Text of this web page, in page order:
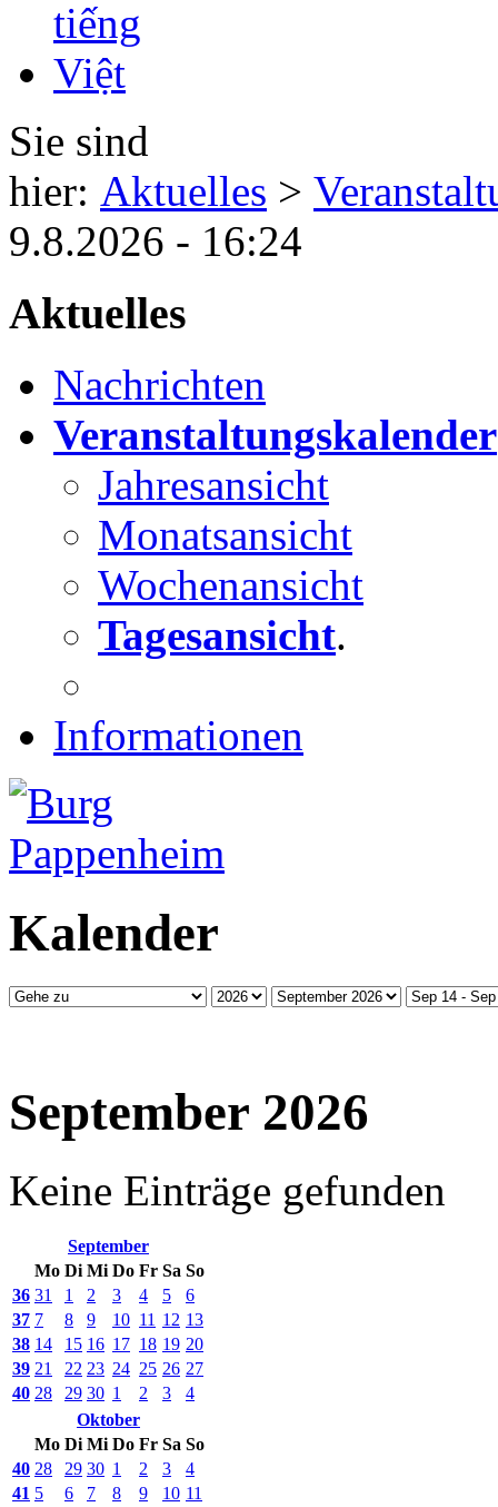
Sie sind
hier: Aktuelles >
9.8.2026 - 16:24
Aktuelles
Nachrichten
Veranstaltungskalender
Jahresansicht
Monatsansicht
Wochenansicht
Tagesansicht.
Informationen
Kalender
September 2026
Keine Einträge gefunden
September
Mo Di Mi Do Fr Sa So
36 31 1 2 3 4 5
6
37 7 8 9 10 11 12 13
38 14 15 16 17 18 19 20
39 21 22 23 24 25 26 27
40 28 29 30 1 2 3
4
Oktober
Mo Di Mi Do Fr Sa So
40 28 29 30 1 2 3
4
41 5 6 7 8 9 10 11